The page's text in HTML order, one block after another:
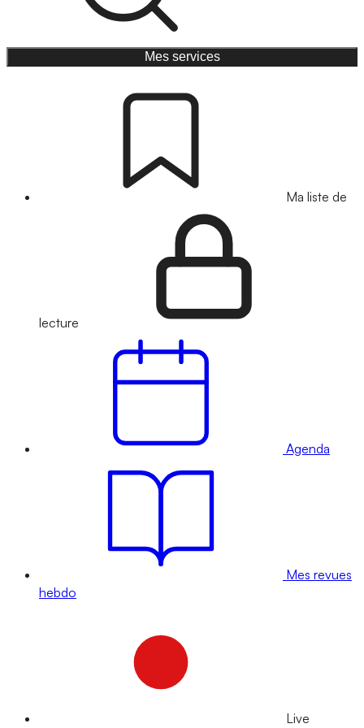
Mes services
Ma liste de
lecture
Agenda
Mes revues
hebdo
Live